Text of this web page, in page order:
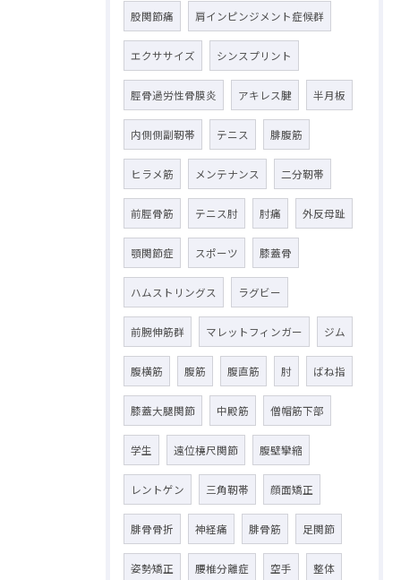
股関節痛 肩インピンジメント症候群
エクササイズ シンスプリント
脛骨過労性骨膜炎 アキレス腱 半月板
内側側副靭帯 テニス 腓腹筋
ヒラメ筋 メンテナンス 二分靭帯
前脛骨筋 テニス肘 肘痛 外反母趾
顎関節症 スポーツ 膝蓋骨
ハムストリングス ラグビー
前腕伸筋群 マレットフィンガー ジム
腹横筋 腹筋 腹直筋 肘 ばね指
膝蓋大腿関節 中殿筋 僧帽筋下部
学生 遠位橈尺関節 腹壁攣縮
レントゲン 三角靭帯 顔面矯正
腓骨骨折 神経痛 腓骨筋 足関節
姿勢矯正 腰椎分離症 空手 整体